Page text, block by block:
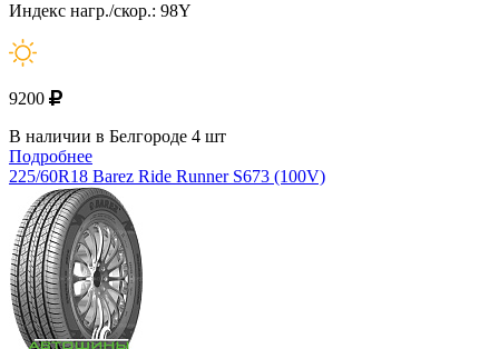
Индекс нагр./скор.: 98Y
9200
В наличии в Белгороде 4 шт
Подробнее
225/60R18 Barez Ride Runner S673 (100V)